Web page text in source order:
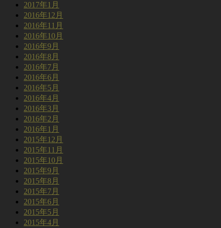
2017年1月
2016年12月
2016年11月
2016年10月
2016年9月
2016年8月
2016年7月
2016年6月
2016年5月
2016年4月
2016年3月
2016年2月
2016年1月
2015年12月
2015年11月
2015年10月
2015年9月
2015年8月
2015年7月
2015年6月
2015年5月
2015年4月